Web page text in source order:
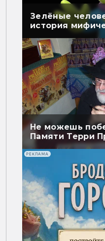
Зелёные
история
Не можешь
Памяти Терри
РЕКЛАМА